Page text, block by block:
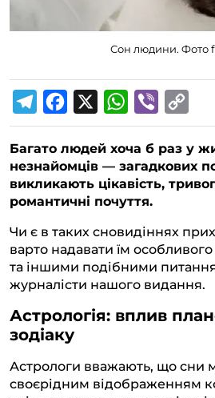
Сон людини. Фото
e
l
e
g
a
m
a
c
e
b
o
k
W
h
a
t
s
p
p
i
b
e
o
p
y
n
k
Багато людей хоча б раз у
незнайомців — загадкових
викликають цікавість,
романтичні почуття.
Чи є в таких сновидіннях
варто надавати їм
та іншими подібними
журналісти нашого видання.
Астрологія: вплив
зодіаку
Астрологи вважають, що сни
своєрідним відображенням